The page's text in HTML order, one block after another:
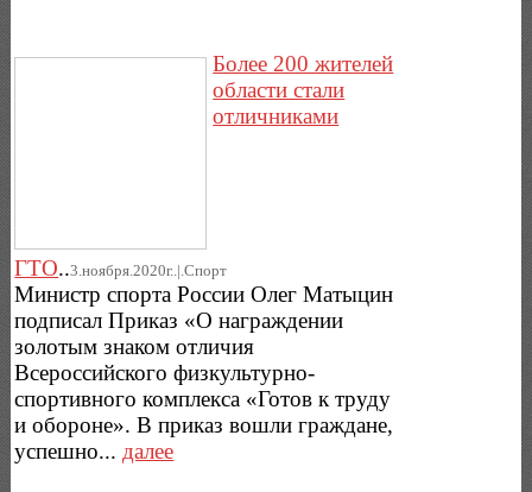
Более 200 жителей
области стали
отличниками
ГТО..3.ноября.2020г..|.Спорт
Министр спорта России Олег Матыцин
подписал Приказ «О награждении
золотым знаком отличия
Всероссийского физкультурно-
спортивного комплекса «Готов к труду
и обороне». В приказ вошли граждане,
успешно...далее